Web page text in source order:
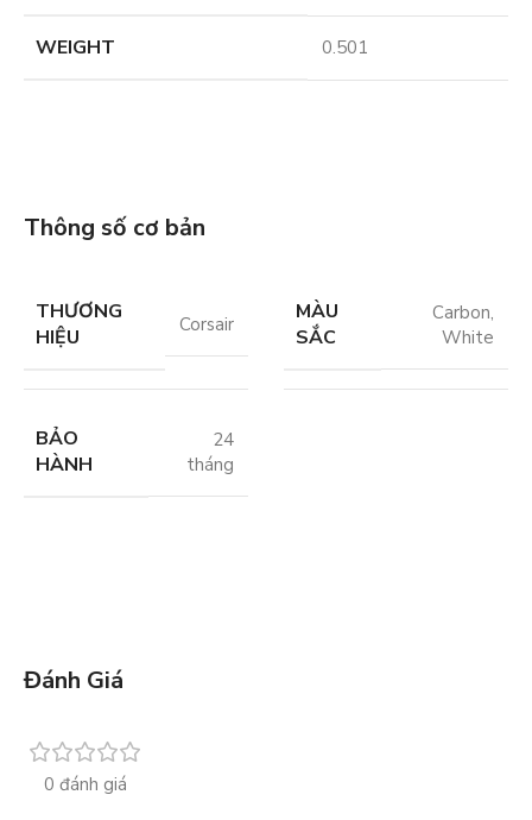
WEIGHT 0.501
Thông số cơ bản
THƯƠNG
HIỆU
Corsair
MÀU
SẮC
Carbon,
White
BẢO
HÀNH
24
tháng
Đánh Giá
0 đánh giá